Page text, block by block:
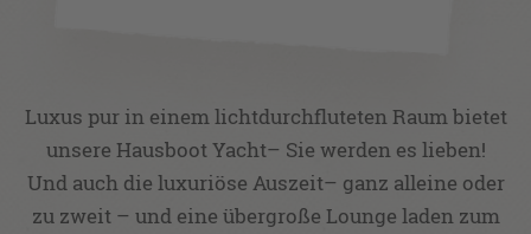
Luxus pur in einem lichtdurchfluteten Raum bietet
unsere Hausboot Yacht– Sie werden es lieben!
Und auch die luxuriöse Auszeit– ganz alleine oder
zu zweit – und eine übergroße Lounge laden zum